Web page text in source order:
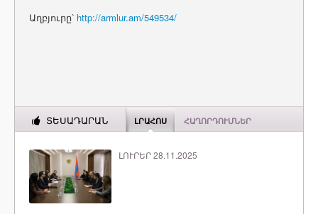
Աղբյուրը՝ http://armlur.am/549534/
ՏԵՍԱԴԱՐԱՆ ԼՐԱՀՈՍ ՀԱՂՈՐԴՈՒՄՆԵՐ
ԼՈՒՐԵՐ 28.11.2025